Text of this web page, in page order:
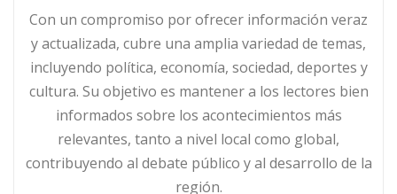
Con un compromiso por ofrecer información veraz
y actualizada, cubre una amplia variedad de temas,
incluyendo política, economía, sociedad, deportes y
cultura. Su objetivo es mantener a los lectores bien
informados sobre los acontecimientos más
relevantes, tanto a nivel local como global,
contribuyendo al debate público y al desarrollo de la
región.